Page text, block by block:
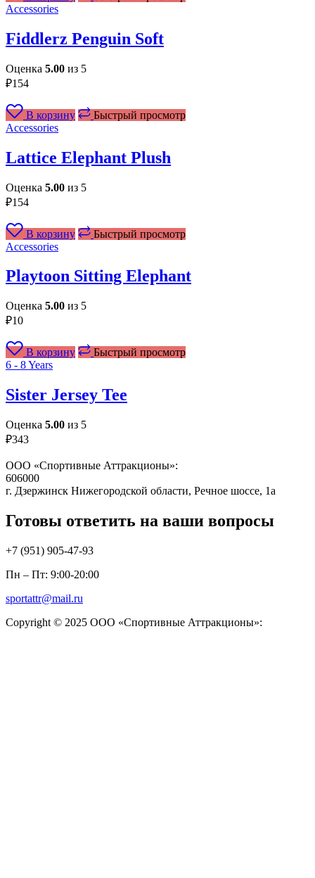
Accessories
Fiddlerz Penguin Soft
Оценка 5.00 из 5
₽154
В корзину
Быстрый просмотр
Accessories
Lattice Elephant Plush
Оценка 5.00 из 5
₽154
В корзину
Быстрый просмотр
Accessories
Playtoon Sitting Elephant
Оценка 5.00 из 5
₽10
В корзину
Быстрый просмотр
6 - 8 Years
Sister Jersey Tee
Оценка 5.00 из 5
₽343
ООО «Спортивные Аттракционы»:
606000
г. Дзержинск Нижегородской области, Речное шоссе, 1а
Готовы ответить на ваши вопросы
+7 (951) 905-47-93
Пн – Пт: 9:00-20:00
sportattr@mail.ru
Copyright © 2025 ООО «Спортивные Аттракционы»: